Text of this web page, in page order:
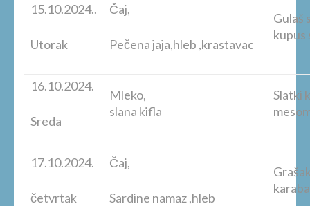
15.10.2024..
Utorak
Čaj,
Pečena jaja,hleb ,krastavac
Gulaš
kupus
16.10.2024.
Sreda
Mleko,
slana kifla
Slatki
17.10.2024.
četvrtak
Čaj,
Sardine namaz ,hleb